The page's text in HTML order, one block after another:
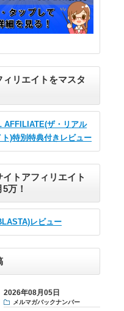
ィリエイトをマスタ
AFFILIATE(ザ・リアル
)特別特典付きレビュー
イトアフィリエイト
万！
レビュー
2026年08月05日
メルマガバックナンバー